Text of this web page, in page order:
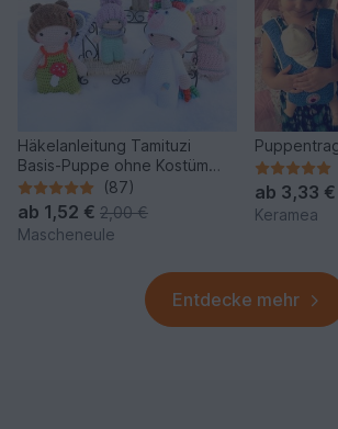
Häkelanleitung Tamituzi
Basis-Puppe ohne Kostüm
ÜBERARBEITET
(87)
ab 1,52 € 2,00 €
Mascheneule
ab 3,33 €
Keramea
Entdecke mehr